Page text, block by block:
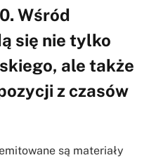
Wśród
się nie tylko
ale także
z czasów
są materiały